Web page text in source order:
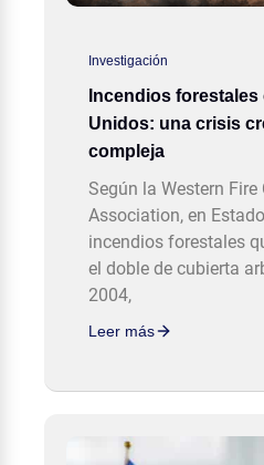
Investigación
Incendios
Unidos: una crisis
compleja
Según la Western Fire
Association, en
incendios forestales
el doble de cubierta
2004,
Leer más